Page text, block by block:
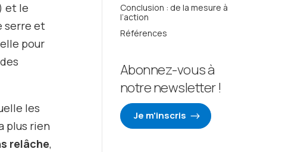
et le
serre et
pour
les
plus rien
relâche,
Conclusion : de la mesure à
l’action
Références
Abonnez-vous à
notre newsletter !
Je m'inscris